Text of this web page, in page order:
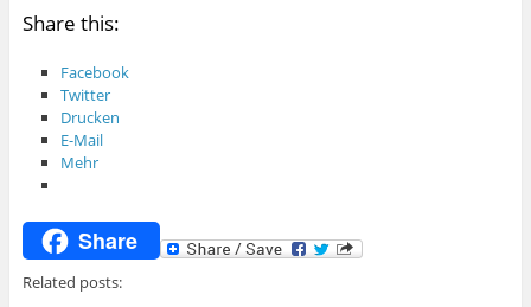
Share this:
Facebook
Twitter
Drucken
E-Mail
Mehr
Share
Related posts: